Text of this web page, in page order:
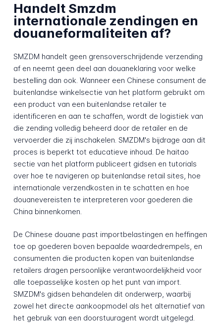
Handelt Smzdm
internationale zendingen en
douaneformaliteiten af?
SMZDM handelt geen grensoverschrijdende verzending
af en neemt geen deel aan douaneklaring voor welke
bestelling dan ook. Wanneer een Chinese consument de
buitenlandse winkelsectie van het platform gebruikt om
een product van een buitenlandse retailer te
identificeren en aan te schaffen, wordt de logistiek van
die zending volledig beheerd door de retailer en de
vervoerder die zij inschakelen. SMZDM's bijdrage aan dit
proces is beperkt tot educatieve inhoud. De haitao
sectie van het platform publiceert gidsen en tutorials
over hoe te navigeren op buitenlandse retail sites, hoe
internationale verzendkosten in te schatten en hoe
douanevereisten te interpreteren voor goederen die
China binnenkomen.
De Chinese douane past importbelastingen en heffingen
toe op goederen boven bepaalde waardedrempels, en
consumenten die producten kopen van buitenlandse
retailers dragen persoonlijke verantwoordelijkheid voor
alle toepasselijke kosten op het punt van import.
SMZDM's gidsen behandelen dit onderwerp, waarbij
zowel het directe aankoopmodel als het alternatief van
het gebruik van een doorstuuragent wordt uitgelegd.